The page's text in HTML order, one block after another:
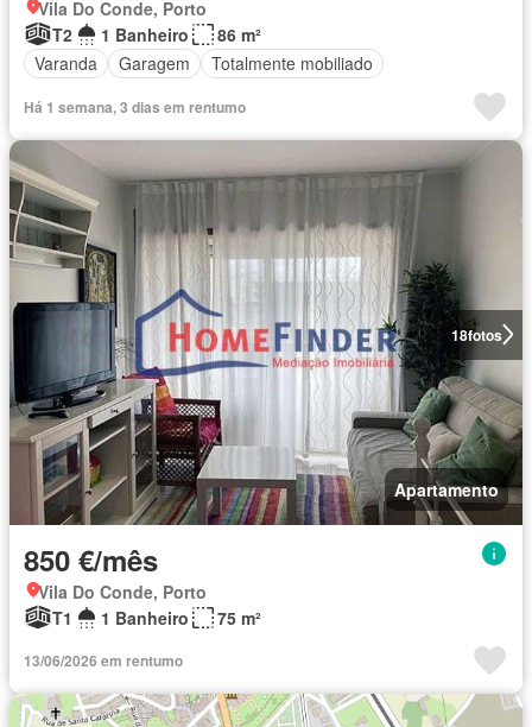
Vila Do Conde, Porto
T2
1 Banheiro
86 m²
Varanda
Garagem Totalmente mobiliado
Há 1 semana, 3 dias em rentumo
18fotos
Apartamento
850 €/mês
Vila Do Conde, Porto
T1
1 Banheiro 75 m²
13/06/2026 em rentumo